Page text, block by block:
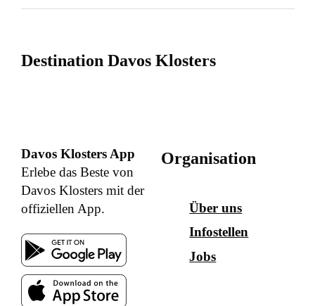
Destination Davos Klosters
Davos Klosters App
Erlebe das Beste von
Davos Klosters mit der
offiziellen App.
Organisation
Über uns
Infostellen
Jobs